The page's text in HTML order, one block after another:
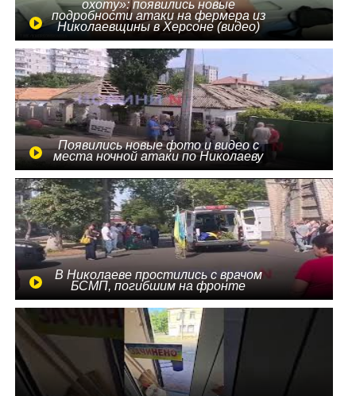
охоту»: появились новые
подробности атаки на фермера из
Николаевщины в Херсоне (видео)
Появились новые фото и видео с
места ночной атаки по Николаеву
В Николаеве простились с врачом
БСМП, погибшим на фронте